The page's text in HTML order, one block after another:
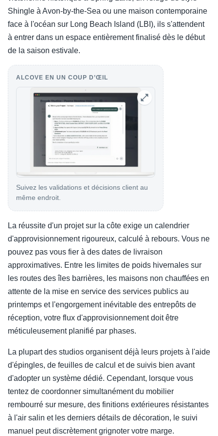
Shingle à Avon-by-the-Sea ou une maison contemporaine
face à l'océan sur Long Beach Island (LBI), ils s'attendent
à entrer dans un espace entièrement finalisé dès le début
de la saison estivale.
ALCOVE EN UN COUP D’ŒIL
Suivez les validations et décisions client au
même endroit.
La réussite d'un projet sur la côte exige un calendrier
d'approvisionnement rigoureux, calculé à rebours. Vous ne
pouvez pas vous fier à des dates de livraison
approximatives. Entre les limites de poids hivernales sur
les routes des îles barrières, les maisons non chauffées en
attente de la mise en service des services publics au
printemps et l'engorgement inévitable des entrepôts de
réception, votre flux d'approvisionnement doit être
méticuleusement planifié par phases.
La plupart des studios organisent déjà leurs projets à l'aide
d'épingles, de feuilles de calcul et de suivis bien avant
d'adopter un système dédié. Cependant, lorsque vous
tentez de coordonner simultanément du mobilier
rembourré sur mesure, des finitions extérieures résistantes
à l'air salin et les derniers détails de décoration, le suivi
manuel peut discrètement grignoter votre marge.